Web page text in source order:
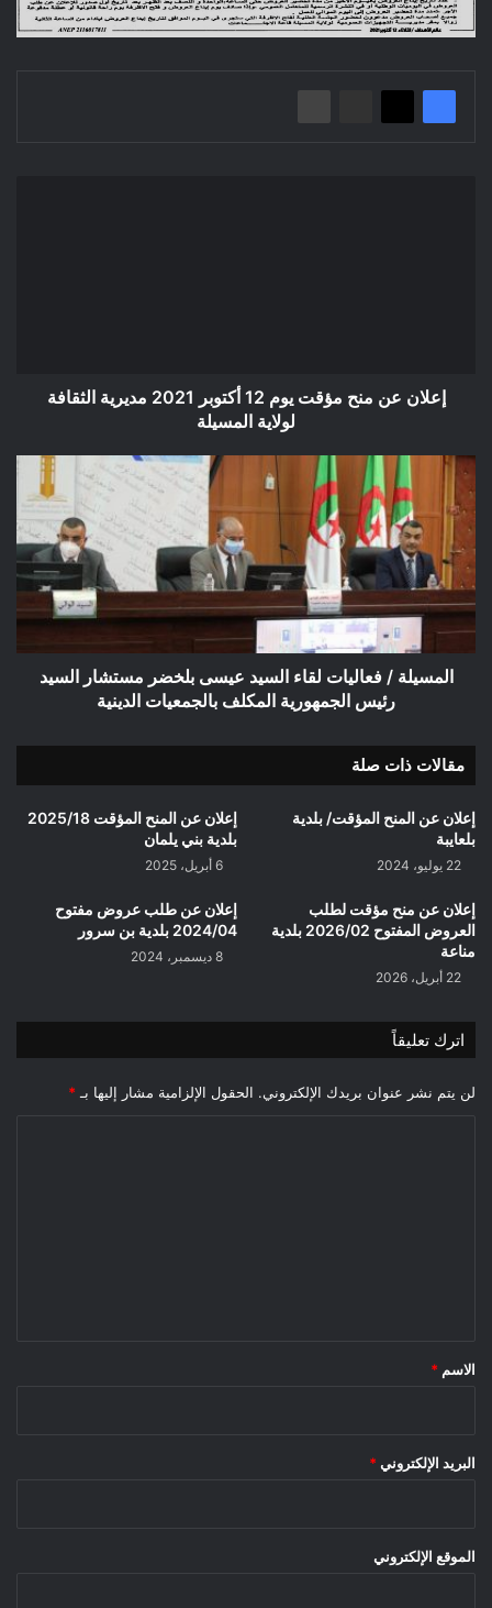
الثقافة
إعلان عن منح مؤقت يوم 12 أكتوبر 2021 مديرية الثقافة
لولاية المسيلة
المسيلة
/
فعاليات
لقاء
السيد
عيسى
بلخضر
مستشار
السيد
رئيس
بالجمعيات
الدينية
المسيلة / فعاليات لقاء السيد عيسى بلخضر مستشار السيد
رئيس الجمهورية المكلف بالجمعيات الدينية
مقالات ذات صلة
إعلان عن المنح المؤقت/ بلدية
بلعايبة
22 يوليو، 2024
إعلان عن المنح المؤقت 2025/18
بلدية بني يلمان
6 أبريل، 2025
إعلان عن منح مؤقت لطلب
العروض المفتوح 2026/02 بلدية
مناعة
22 أبريل، 2026
إعلان عن طلب عروض مفتوح
2024/04 بلدية بن سرور
8 ديسمبر، 2024
اترك تعليقاً
لن يتم نشر عنوان بريدك الإلكتروني. الحقول الإلزامية مشار إليها بـ *
*
الاسم *
البريد الإلكتروني *
الموقع الإلكتروني